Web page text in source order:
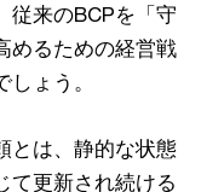
従来のBCPを「守
めるための経営戦
ょう。
とは、静的な状態
て更新され続ける